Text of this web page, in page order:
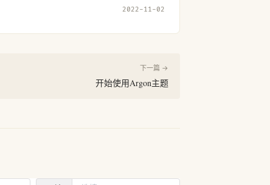
2022-11-02
下一篇 →
开始使用Argon主题